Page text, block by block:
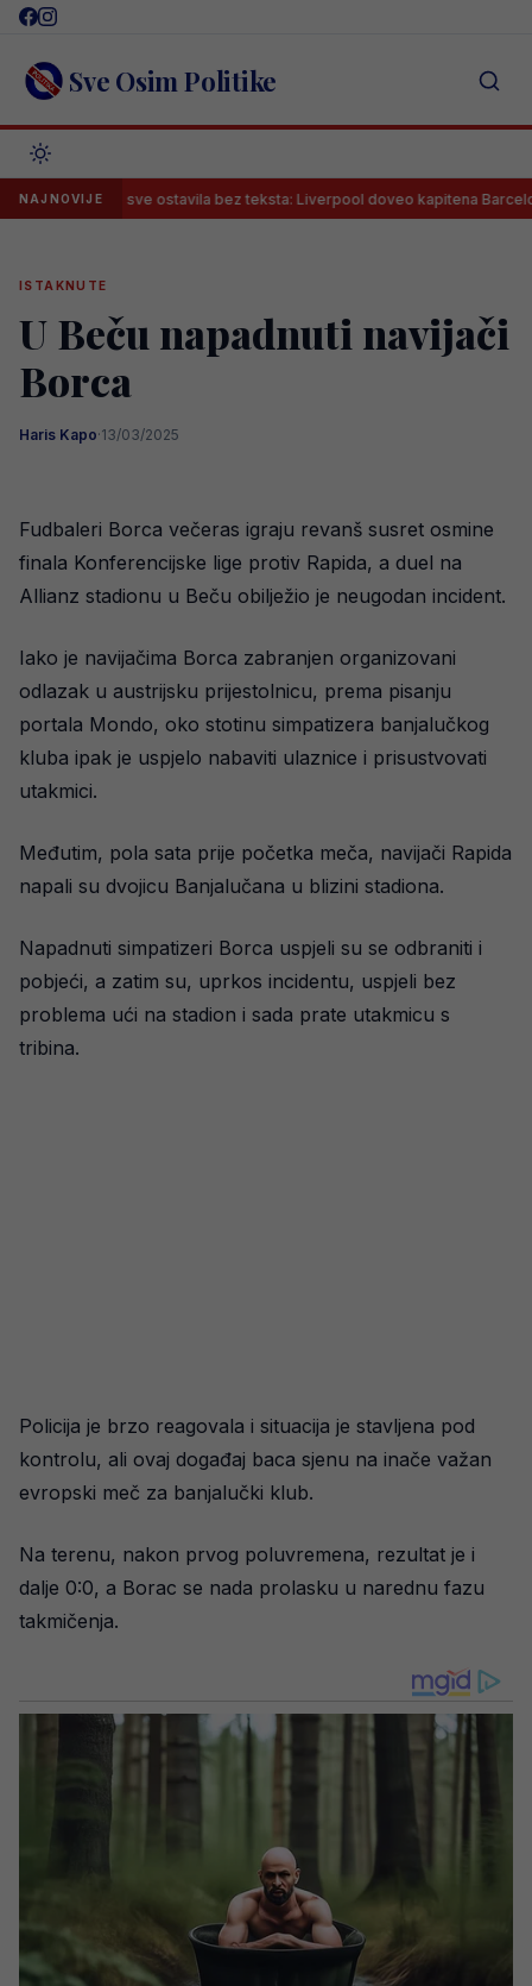
Skip
content Sve Osim Politike
NAJNOVIJE
koja je sve ostavila bez teksta: Liverpool doveo kapitena Barcelone!
ISTAKNUTE
U Beču napadnuti navijači
Borca
Haris Kapo·13/03/2025
Fudbaleri Borca večeras igraju revanš susret osmine
finala Konferencijske lige protiv Rapida, a duel na
Allianz stadionu u Beču obilježio je neugodan incident.
Iako je navijačima Borca zabranjen organizovani
odlazak u austrijsku prijestolnicu, prema pisanju
portala Mondo, oko stotinu simpatizera banjalučkog
kluba ipak je uspjelo nabaviti ulaznice i prisustvovati
utakmici.
Međutim, pola sata prije početka meča, navijači Rapida
napali su dvojicu Banjalučana u blizini stadiona.
Napadnuti simpatizeri Borca uspjeli su se odbraniti i
pobjeći, a zatim su, uprkos incidentu, uspjeli bez
problema ući na stadion i sada prate utakmicu s
tribina.
Policija je brzo reagovala i situacija je stavljena pod
kontrolu, ali ovaj događaj baca sjenu na inače važan
evropski meč za banjalučki klub.
Na terenu, nakon prvog poluvremena, rezultat je i
dalje 0:0, a Borac se nada prolasku u narednu fazu
takmičenja.